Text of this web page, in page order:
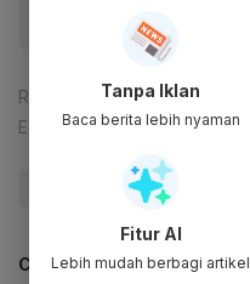
Reporter:
Abdul Azis Said
Editor: Yuliawati
#Perubahan Iklim
CEK JUGA DATA INI
Tanpa Iklan
Baca berita lebih nyaman
Fitur AI
Lebih mudah berbagi artikel